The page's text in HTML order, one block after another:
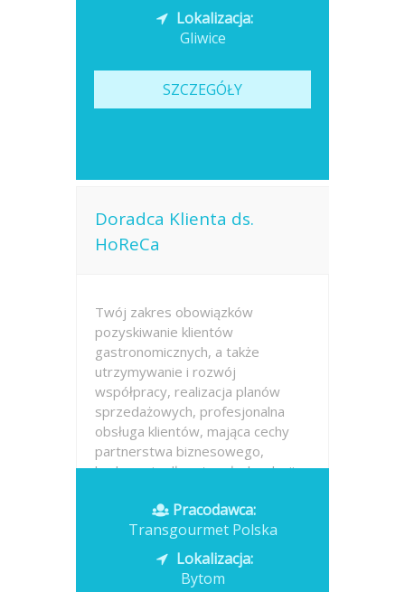
Lokalizacja:
Gliwice
SZCZEGÓŁY
Doradca Klienta ds.
HoReCa
Twój zakres obowiązków
pozyskiwanie klientów
gastronomicznych, a także
utrzymywanie i rozwój
współpracy, realizacja planów
sprzedażowych, profesjonalna
obsługa klientów, mająca cechy
partnerstwa biznesowego,
budowanie długotrwałych relacji z
Opublikowano: dzisiaj
Pracodawca:
Transgourmet Polska
Lokalizacja:
Bytom